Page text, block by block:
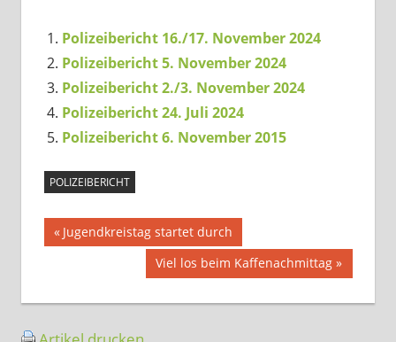
Polizeibericht 16./17. November 2024
Polizeibericht 5. November 2024
Polizeibericht 2./3. November 2024
Polizeibericht 24. Juli 2024
Polizeibericht 6. November 2015
POLIZEIBERICHT
Beitragsnavigation
Vorheriger
Beitrag:
Jugendkreistag startet durch
Nächster
Beitrag:
Viel los beim Kaffenachmittag